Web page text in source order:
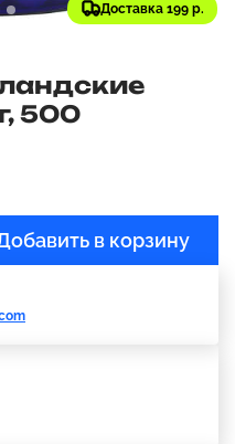
Доставка 199 р.
500
в корзину